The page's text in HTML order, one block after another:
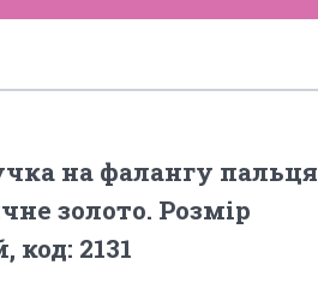
на фалангу пальця
золото. Розмір
код: 2131